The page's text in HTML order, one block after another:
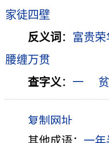
家徒四壁
反义词 ： 富贵荣
腰缠万贯
查字义 ： 一 贫
其他成语： 一年